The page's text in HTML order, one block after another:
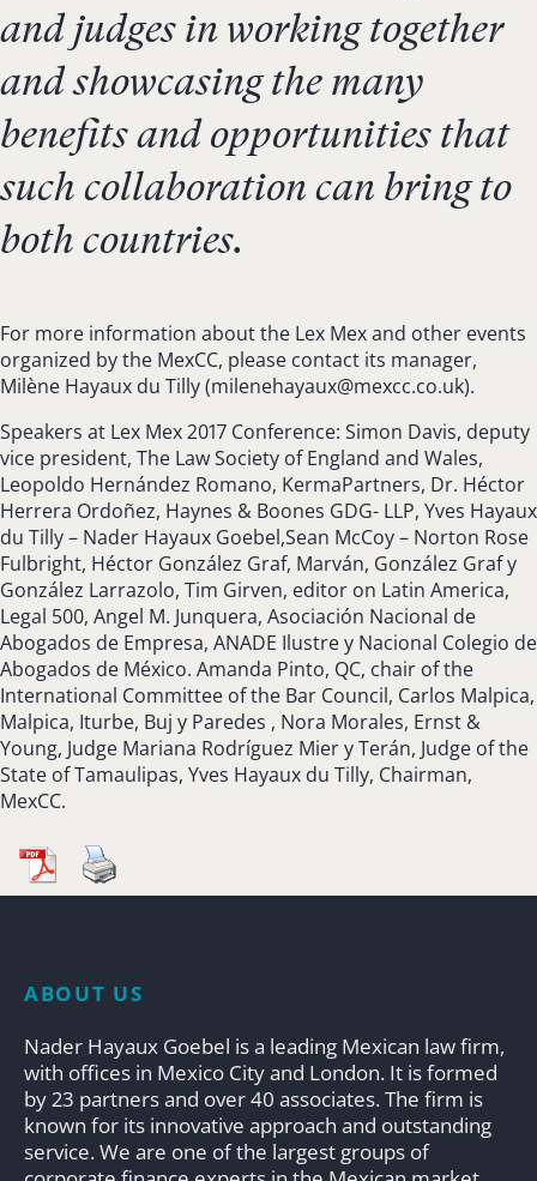
and judges in working together
and showcasing the many
benefits and opportunities that
such collaboration can bring to
both countries.
For more information about the Lex Mex and other events
organized by the MexCC, please contact its manager,
Milène Hayaux du Tilly (milenehayaux@mexcc.co.uk).
Speakers at Lex Mex 2017 Conference: Simon Davis, deputy
vice president, The Law Society of England and Wales,
Leopoldo Hernández Romano, KermaPartners, Dr. Héctor
Herrera Ordoñez, Haynes & Boones GDG- LLP, Yves Hayaux
du Tilly – Nader Hayaux Goebel,Sean McCoy – Norton Rose
Fulbright, Héctor González Graf, Marván, González Graf y
González Larrazolo, Tim Girven, editor on Latin America,
Legal 500, Angel M. Junquera, Asociación Nacional de
Abogados de Empresa, ANADE Ilustre y Nacional Colegio de
Abogados de México. Amanda Pinto, QC, chair of the
International Committee of the Bar Council, Carlos Malpica,
Malpica, Iturbe, Buj y Paredes , Nora Morales, Ernst &
Young, Judge Mariana Rodríguez Mier y Terán, Judge of the
State of Tamaulipas, Yves Hayaux du Tilly, Chairman,
MexCC.
ABOUT US
Nader Hayaux Goebel is a leading Mexican law firm,
with offices in Mexico City and London. It is formed
by 23 partners and over 40 associates. The firm is
known for its innovative approach and outstanding
service. We are one of the largest groups of